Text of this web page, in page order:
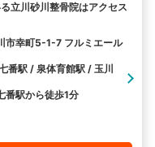
立川砂川整骨院はアクセス
市幸町5-1-7 フルミエール
番駅 / 泉体育館駅 / 玉川
番駅から徒歩1分